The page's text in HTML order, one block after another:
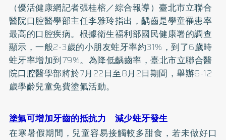
（優活健康網記者張桂榕／綜合報導）臺北市立聯合
醫院口腔醫學部主任李雅玲指出，齲齒是學童罹患率
最高的口腔疾病。根據衛生福利部國民健康署的調查
顯示，一般2-3歲的小朋友蛀牙率約31%，到了6歲時
蛀牙率增加到79%。為降低齲齒率，臺北市立聯合醫
院口腔醫學部將於7月22日至8月2日期間，舉辦6-12
歲學齡兒童免費塗氟活動。
塗氟可增加牙齒的抵抗力 減少蛀牙發生
在寒暑假期間，兒童容易接觸較多甜食，若未做好口